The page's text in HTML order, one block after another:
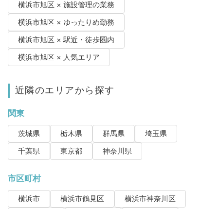
横浜市旭区 × 施設管理の業務
横浜市旭区 × ゆったりめ勤務
横浜市旭区 × 駅近・徒歩圏内
横浜市旭区 × 人気エリア
近隣のエリアから探す
関東
茨城県 栃木県 群馬県
埼玉県
千葉県
東京都 神奈川県
市区町村
横浜市 横浜市鶴見区
横浜市神奈川区